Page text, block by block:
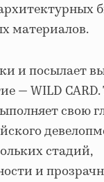
материалов.
и посылает
— WILD
свою
стадий,
и